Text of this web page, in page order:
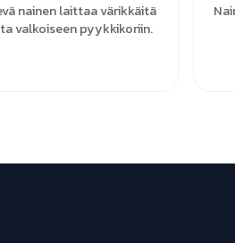
nainen laittaa värikkäitä
valkoiseen pyykkikoriin.